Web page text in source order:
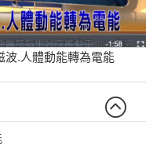
波.人體動能轉為電能